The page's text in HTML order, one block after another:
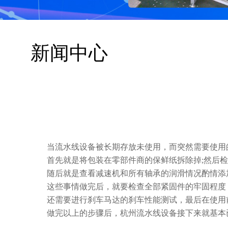
新闻中心
当流水线设备被长期存放未使用，而突然需要使
首先就是将包装在零部件商的保鲜纸拆除掉;然后
随后就是查看减速机和所有轴承的润滑情况酌情
这些事情做完后，就要检查全部紧固件的牢固程
还需要进行刹车马达的刹车性能测试，最后在使
做完以上的步骤后，杭州流水线设备接下来就基